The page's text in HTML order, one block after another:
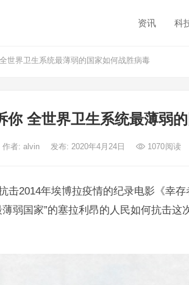
资讯 科
世界卫生系统最薄弱的国家如何战胜病毒
你 全世界卫生系统最薄弱
作者: alvin 发布: 2020年4月24日 1070阅读
2014年埃博拉疫情的纪录电影《幸存
弱国家”的塞拉利昂的人民如何抗击这